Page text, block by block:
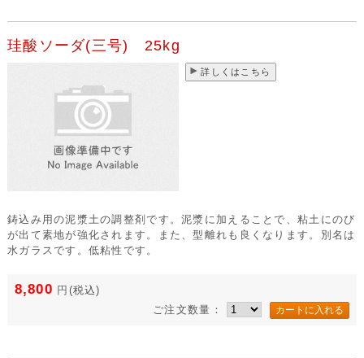
珪酸ソーダ(三号) 25kg
詳しくはこちら
鋳込み用の泥漿土の調整剤です。泥漿に加えることで、粘土にのび
が出て素地が強化されます。また、型離れも良くなります。別名は
水ガラスです。低粘性です。
8,800 円 (税込)
ご注文数量：